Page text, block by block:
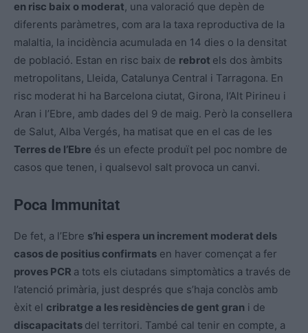
en risc baix o moderat, una valoració que depèn de
diferents paràmetres, com ara la taxa reproductiva de la
malaltia, la incidència acumulada en 14 dies o la densitat
de població. Estan en risc baix de rebrot els dos àmbits
metropolitans, Lleida, Catalunya Central i Tarragona. En
risc moderat hi ha Barcelona ciutat, Girona, l’Alt Pirineu i
Aran i l’Ebre, amb dades del 9 de maig. Però la consellera
de Salut, Alba Vergés, ha matisat que en el cas de les
Terres de l’Ebre és un efecte produït pel poc nombre de
casos que tenen, i qualsevol salt provoca un canvi.
Poca Immunitat
De fet, a l’Ebre s’hi espera un increment moderat dels
casos de positius confirmats en haver començat a fer
proves PCR a tots els ciutadans simptomàtics a través de
l’atenció primària, just després que s’haja conclòs amb
èxit el cribratge a les residències de gent gran i de
discapacitats del territori. També cal tenir en compte, a